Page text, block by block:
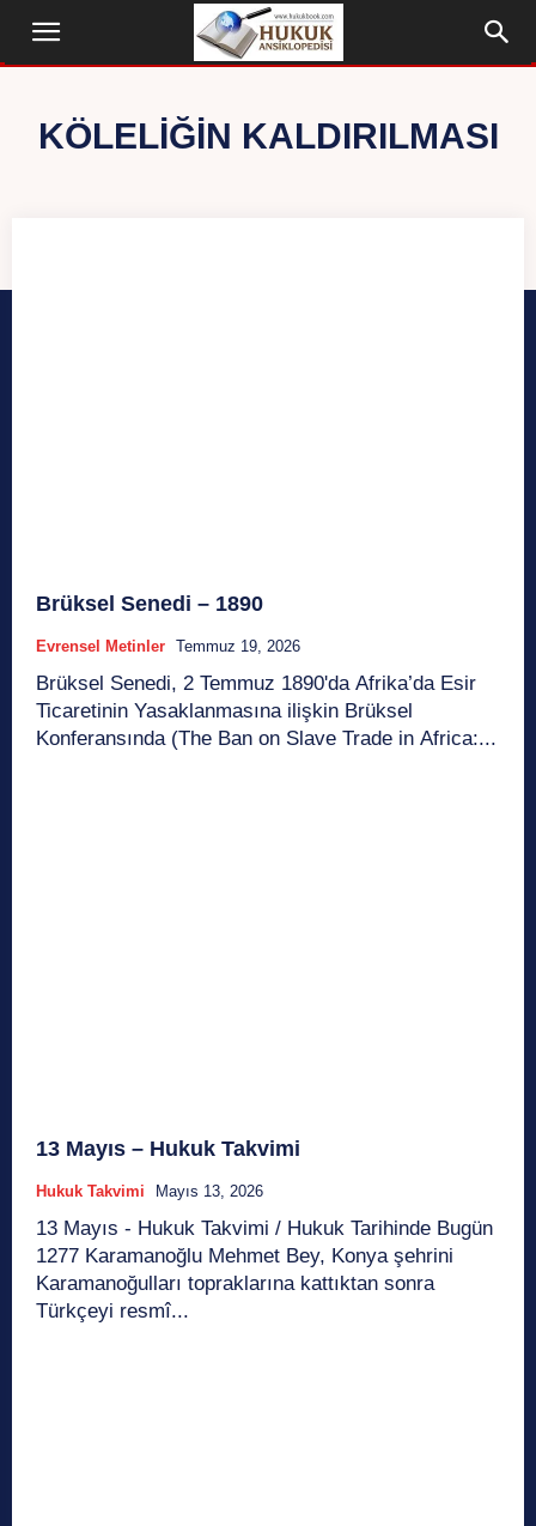
KÖLELIĞIN KALDIRILMASI
Brüksel Senedi – 1890
Evrensel Metinler Temmuz 19, 2026
Brüksel Senedi, 2 Temmuz 1890'da Afrika’da Esir
Ticaretinin Yasaklanmasına ilişkin Brüksel
Konferansında (The Ban on Slave Trade in Africa:...
13 Mayıs – Hukuk Takvimi
Hukuk Takvimi Mayıs 13, 2026
13 Mayıs - Hukuk Takvimi / Hukuk Tarihinde Bugün
1277 Karamanoğlu Mehmet Bey, Konya şehrini
Karamanoğulları topraklarına kattıktan sonra
Türkçeyi resmî...